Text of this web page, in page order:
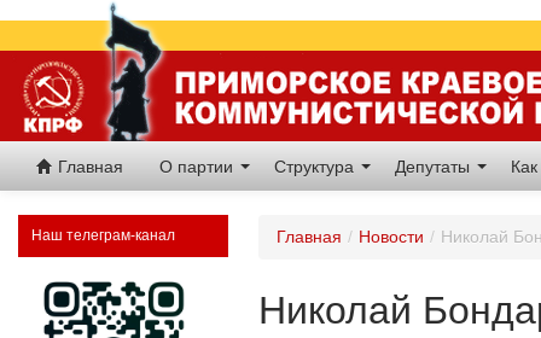
Главная О партии Структура Депутаты
Наш телеграм-канал Главная / Новости / Николай
Николай